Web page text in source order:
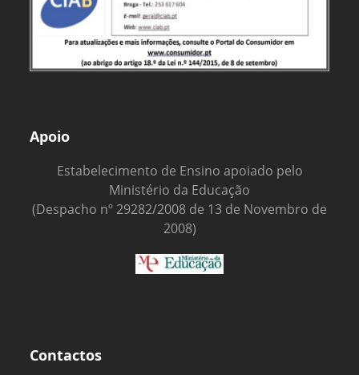
Apoio
Estabelecimento de Ensino apoiado pelo
Ministério da Educação
(Despacho nº 29282/2008 de 13 de Novembro de
2008)
Contactos